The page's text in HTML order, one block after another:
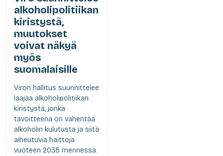
alkoholipolitiikan
kiristystä,
muutokset
voivat näkyä
myös
suomalaisille
Viron hallitus suunnittelee
laajaa alkoholipolitiikan
kiristystä, jonka
tavoitteena on vähentää
alkoholin kulutusta ja siitä
aiheutuvia haittoja
vuoteen 2035 mennessä.